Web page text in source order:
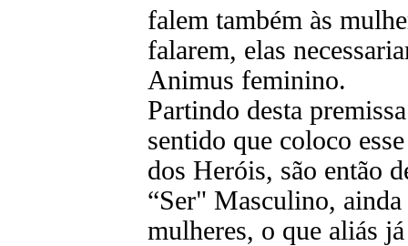
falem também às
falarem, elas
Animus feminino.
Partindo desta
sentido que coloco
dos Heróis, são então
“Ser" Masculino,
mulheres, o que aliás